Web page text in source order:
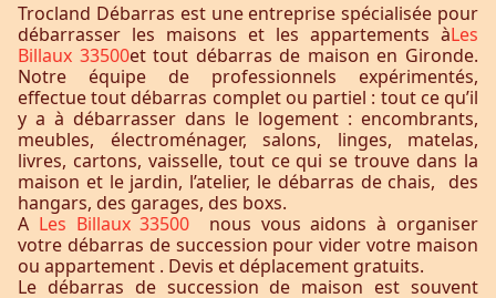
Trocland Débarras est une entreprise spécialisée pour
débarrasser les maisons et les appartements àLes
Billaux 33500et tout débarras de maison en Gironde.
Notre équipe de professionnels expérimentés,
effectue tout débarras complet ou partiel : tout ce qu’il
y a à débarrasser dans le logement : encombrants,
meubles, électroménager, salons, linges, matelas,
livres, cartons, vaisselle, tout ce qui se trouve dans la
maison et le jardin, l’atelier, le débarras de chais, des
hangars, des garages, des boxs.
A Les Billaux 33500 nous vous aidons à organiser
votre débarras de succession pour vider votre maison
ou appartement . Devis et déplacement gratuits.
Le débarras de succession de maison est souvent